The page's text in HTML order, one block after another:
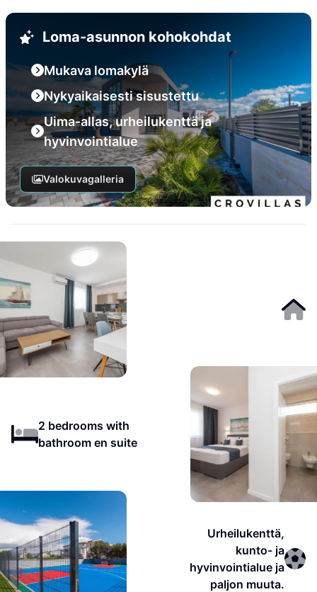
Loma-asunnon kohokohdat
Mukava lomakylä
Nykyaikaisesti sisustettu
Uima-allas, urheilukenttä ja
hyvinvointialue
Valokuvagalleria
2 bedrooms with
bathroom en suite
Urheilukenttä,
kunto- ja
hyvinvointialue ja
paljon muuta.